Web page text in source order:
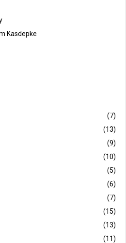
Kasdepke
(7)
(13)
(9)
(10)
(5)
(6)
(7)
(15)
(13)
(11)